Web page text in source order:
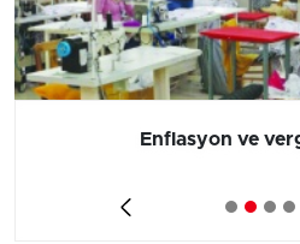
Enflasyon ve